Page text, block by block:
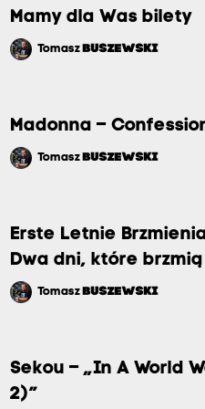
Mamy dla Was bilety
Tomasz BUSZEWSKI
Madonna –
Tomasz BUSZEWSKI
Erste Letnie
Dwa dni, które
Tomasz BUSZEWSKI
Sekou – „In A World
2)”